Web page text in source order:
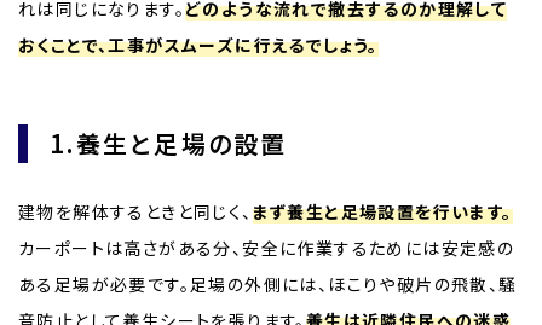
れは同じになります。どのような流れで撤去するのか理解して
おくことで、工事がスムーズに行えるでしょう。
1.養生と足場の設置
建物を解体するときと同じく、 まず養生と足場設置を行います。
カーポートは高さがある分、安全に作業するためには安定感の
ある足場が必要です。足場の外側には、ほこりや破片の飛散、騒
音防止として養生シートを張ります。 養生は近隣住民への迷惑